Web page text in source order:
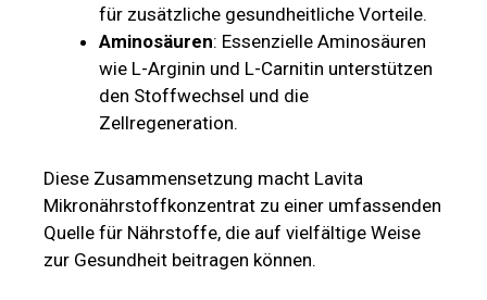
für zusätzliche gesundheitliche Vorteile.
Aminosäuren: Essenzielle Aminosäuren
wie L-Arginin und L-Carnitin unterstützen
den Stoffwechsel und die
Zellregeneration.
Diese Zusammensetzung macht Lavita
Mikronährstoffkonzentrat zu einer umfassenden
Quelle für Nährstoffe, die auf vielfältige Weise
zur Gesundheit beitragen können.